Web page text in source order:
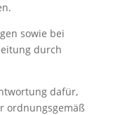
sowie bei
durch
dafür,
ordnungsgemäß